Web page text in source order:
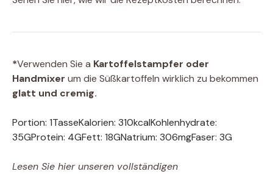
*Verwenden Sie a Kartoffelstampfer oder
Handmixer um die Süßkartoffeln wirklich zu bekommen
glatt und cremig.
Portion: 1TasseKalorien: 310kcalKohlenhydrate:
35GProtein: 4GFett: 18GNatrium: 306mgFaser: 3G
Lesen Sie hier unseren vollständigen